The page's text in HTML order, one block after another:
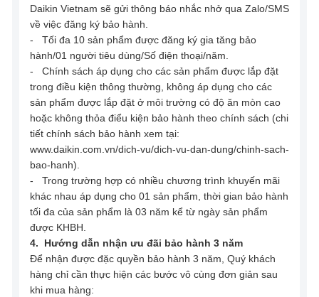
Daikin Vietnam sẽ gửi thông báo nhắc nhở qua Zalo/SMS
về việc đăng ký bảo hành.
- Tối đa 10 sản phẩm được đăng ký gia tăng bảo
hành/01 người tiêu dùng/Số điện thoại/năm.
- Chính sách áp dụng cho các sản phẩm được lắp đặt
trong điều kiện thông thường, không áp dụng cho các
sản phẩm được lắp đặt ở môi trường có độ ăn mòn cao
hoặc không thỏa điểu kiện bảo hành theo chính sách (chi
tiết chính sách bảo hành xem tại:
www.daikin.com.vn/dich-vu/dich-vu-dan-dung/chinh-sach-
bao-hanh).
- Trong trường hợp có nhiều chương trình khuyến mãi
khác nhau áp dụng cho 01 sản phẩm, thời gian bảo hành
tối đa của sản phẩm là 03 năm kể từ ngày sản phẩm
được KHBH.
4. Hướng dẫn nhận ưu đãi bảo hành 3 năm
Để nhận được đặc quyền bảo hành 3 năm, Quý khách
hàng chỉ cần thực hiện các bước vô cùng đơn giản sau
khi mua hàng: